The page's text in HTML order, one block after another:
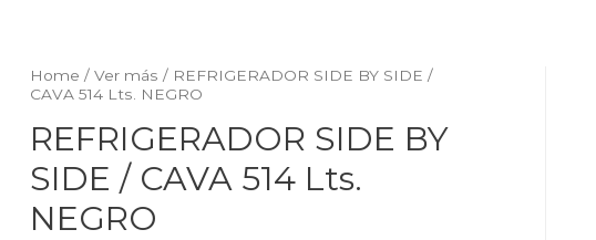
Home /Ver más / REFRIGERADOR SIDE BY SIDE /
CAVA 514 Lts. NEGRO
REFRIGERADOR SIDE BY
SIDE / CAVA 514 Lts.
NEGRO